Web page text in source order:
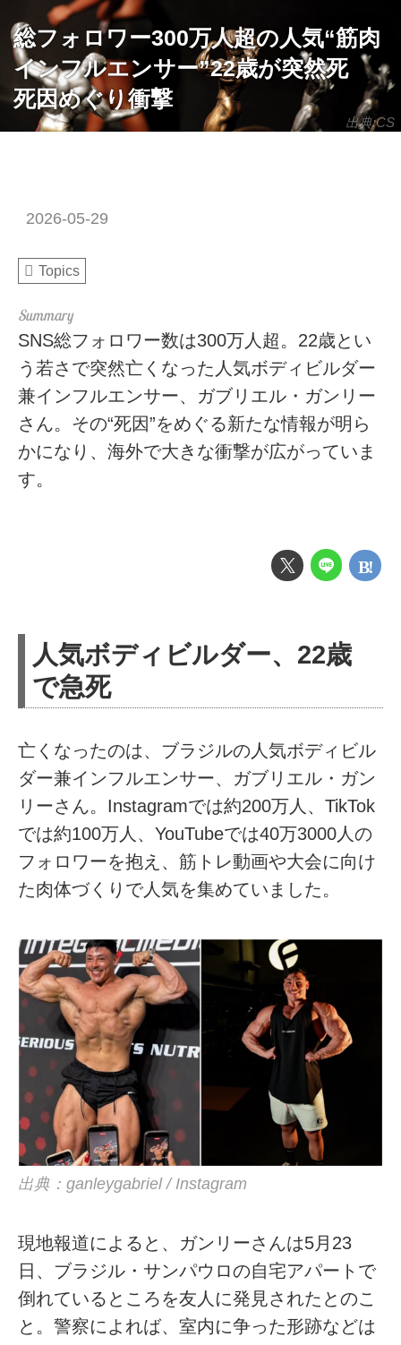
出典:CS
総フォロワー300万人超の人気“筋肉
インフルエンサー”22歳が突然死
死因めぐり衝撃
2026-05-29
Topics
SNS総フォロワー数は300万人超。22歳とい
う若さで突然亡くなった人気ボディビルダー
兼インフルエンサー、ガブリエル・ガンリー
さん。その“死因”をめぐる新たな情報が明ら
かになり、海外で大きな衝撃が広がっていま
す。
人気ボディビルダー、22歳
で急死
亡くなったのは、ブラジルの人気ボディビル
ダー兼インフルエンサー、ガブリエル・ガン
リーさん。Instagramでは約200万人、TikTok
では約100万人、YouTubeでは40万3000人の
フォロワーを抱え、筋トレ動画や大会に向け
た肉体づくりで人気を集めていました。
出典：ganleygabriel / Instagram
現地報道によると、ガンリーさんは5月23
日、ブラジル・サンパウロの自宅アパートで
倒れているところを友人に発見されたとのこ
と。警察によれば、室内に争った形跡などは